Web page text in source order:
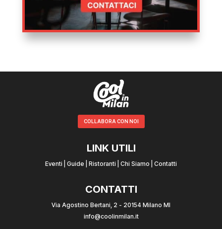
COLLABORA CON NOI
LINK UTILI
Eventi Guide Ristoranti Chi Siamo Contatti
CONTATTI
Via Agostino Bertani, 2 - 20154 Milano MI
info@coolinmilan.it